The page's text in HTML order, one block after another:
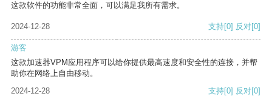
这款软件的功能非常全面，可以满足我所有需求。
2024-12-28 支持[0] 反对[0]
游客
这款加速器VPM应用程序可以给你提供最高速度和安全性的连接，并帮
助你在网络上自由移动。
2024-12-28
支持[0] 反对[0]